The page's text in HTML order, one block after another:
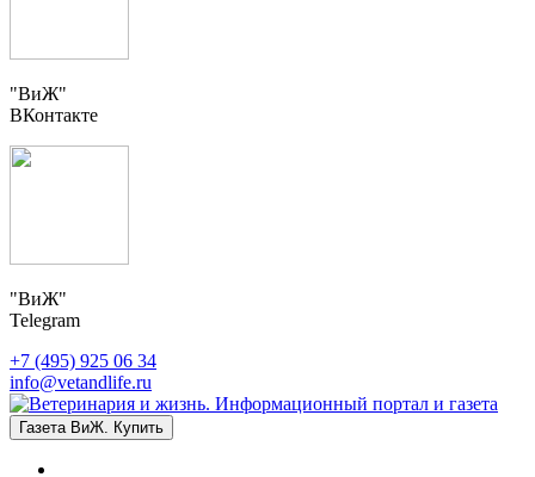
"ВиЖ"
ВКонтакте
"ВиЖ"
Telegram
+7 (495) 925 06 34
info@vetandlife.ru
Газета ВиЖ. Купить